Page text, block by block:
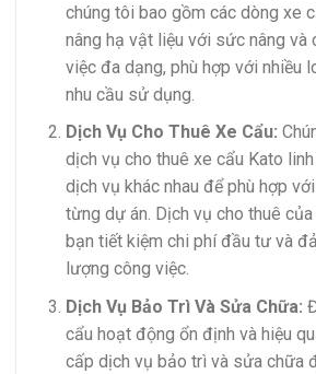
chúng tôi bao gồm các dòng xe
nâng hạ vật liệu với sức nâng và
việc đa dạng, phù hợp với nhiều
nhu cầu sử dụng.
Dịch Vụ Cho Thuê Xe Cẩu:
dịch vụ cho thuê xe cẩu Kato
dịch vụ khác nhau để phù hợp
từng dự án. Dịch vụ cho thuê
bạn tiết kiệm chi phí đầu tư và
lượng công việc.
Dịch Vụ Bảo Trì Và Sửa Chữa:
cẩu hoạt động ổn định và hiệu
cấp dịch vụ bảo trì và sửa chữa